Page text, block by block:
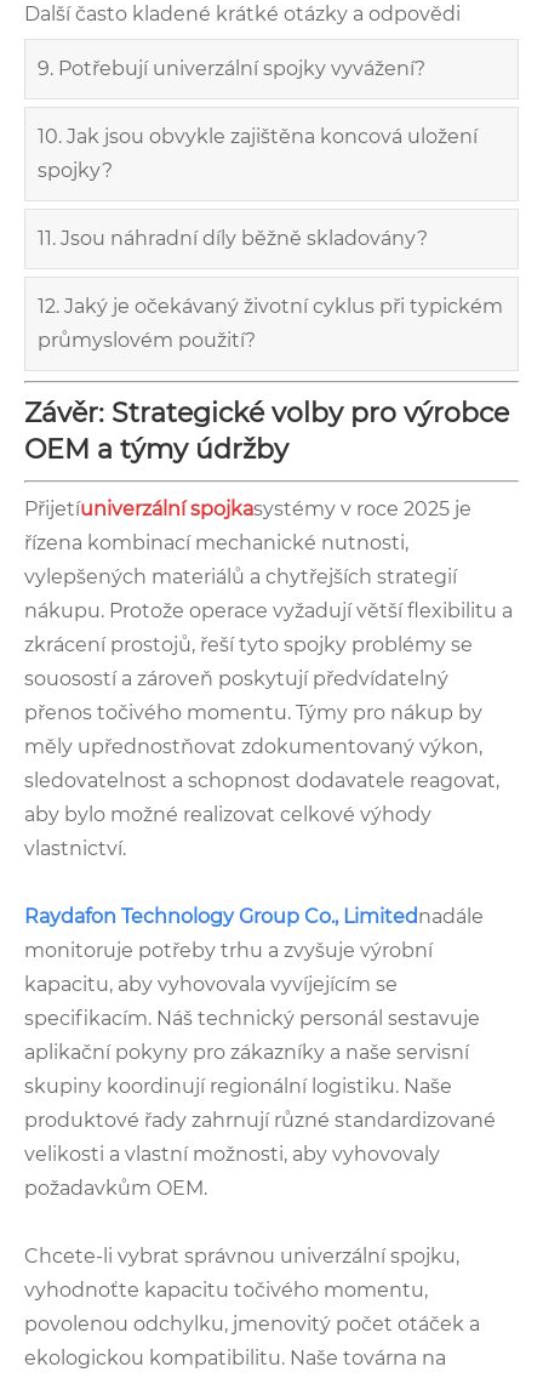
Další často kladené krátké otázky a odpovědi
9. Potřebují univerzální spojky vyvážení?
10. Jak jsou obvykle zajištěna koncová uložení
spojky?
11. Jsou náhradní díly běžně skladovány?
12. Jaký je očekávaný životní cyklus při typickém
průmyslovém použití?
Závěr: Strategické volby pro výrobce
OEM a týmy údržby
Přijetíuniverzální spojkasystémy v roce 2025 je
řízena kombinací mechanické nutnosti,
vylepšených materiálů a chytřejších strategií
nákupu. Protože operace vyžadují větší flexibilitu a
zkrácení prostojů, řeší tyto spojky problémy se
souosostí a zároveň poskytují předvídatelný
přenos točivého momentu. Týmy pro nákup by
měly upřednostňovat zdokumentovaný výkon,
sledovatelnost a schopnost dodavatele reagovat,
aby bylo možné realizovat celkové výhody
vlastnictví.
Raydafon Technology Group Co., Limitednadále
monitoruje potřeby trhu a zvyšuje výrobní
kapacitu, aby vyhovovala vyvíjejícím se
specifikacím. Náš technický personál sestavuje
aplikační pokyny pro zákazníky a naše servisní
skupiny koordinují regionální logistiku. Naše
produktové řady zahrnují různé standardizované
velikosti a vlastní možnosti, aby vyhovovaly
požadavkům OEM.
Chcete-li vybrat správnou univerzální spojku,
vyhodnoťte kapacitu točivého momentu,
povolenou odchylku, jmenovitý počet otáček a
ekologickou kompatibilitu. Naše továrna na